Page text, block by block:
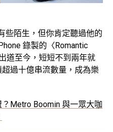
些陌生，但你肯定聽過他的
錄製的〈Romantic
道至今，短短不到兩年就
過十億串流數量，成為樂
Metro Boomin 與一眾大咖